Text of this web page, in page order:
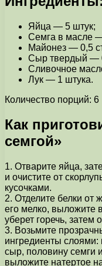
Яйца — 5 штук;
Семга в масле
Майонез — 0,5
Сыр твердый —
Сливочное
Лук — 1 штука.
Количество порций: 6
Как
семгой»
1. Отварите яйца,
и очистите от
кусочками.
2. Отделите белки от
его мелко, выложите
уберет горечь, затем
3. Возьмите
ингредиенты слоями:
сыр, половину семги
выложите натертое